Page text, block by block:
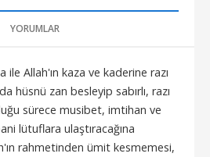
YORUMLAR
ile Allah'ın kaza ve kaderine razı
hüsnü zan besleyip sabırlı, razı
sürece musibet, imtihan ve
lütuflara ulaştıracağına
rahmetinden ümit kesmemesi,